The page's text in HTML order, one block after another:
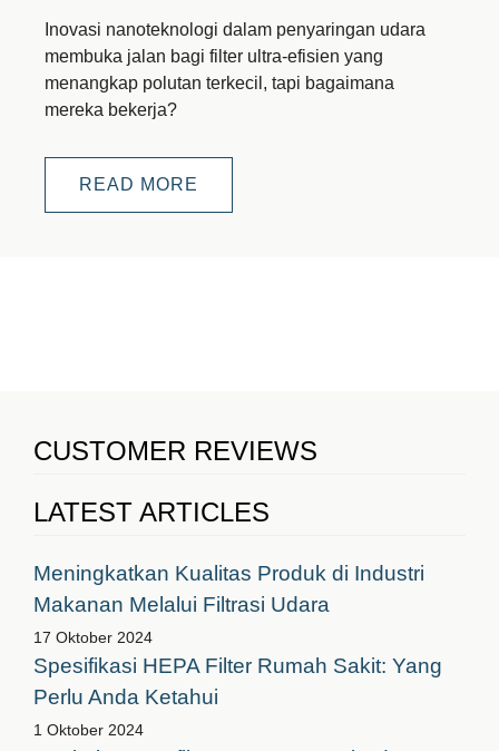
Inovasi nanoteknologi dalam penyaringan udara
membuka jalan bagi filter ultra-efisien yang
menangkap polutan terkecil, tapi bagaimana
mereka bekerja?
READ MORE
CUSTOMER REVIEWS
LATEST ARTICLES
Meningkatkan Kualitas Produk di Industri
Makanan Melalui Filtrasi Udara
17 Oktober 2024
Spesifikasi HEPA Filter Rumah Sakit: Yang
Perlu Anda Ketahui
1 Oktober 2024